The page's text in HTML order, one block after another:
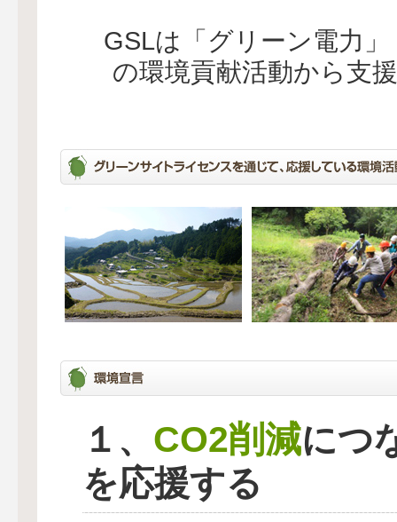
GSLは「グリーン電力
の環境貢献活動から支
１、 CO2削減につ
を応援する